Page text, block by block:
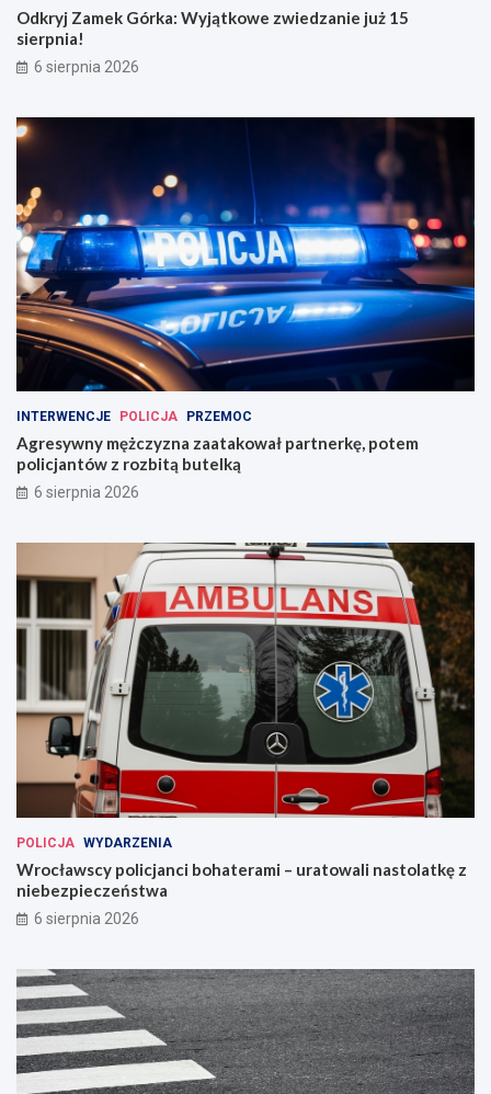
Odkryj Zamek Górka: Wyjątkowe zwiedzanie już 15
sierpnia!
6 sierpnia 2026
INTERWENCJE POLICJA PRZEMOC
Agresywny mężczyzna zaatakował partnerkę, potem
policjantów z rozbitą butelką
6 sierpnia 2026
POLICJA WYDARZENIA
Wrocławscy policjanci bohaterami – uratowali nastolatkę z
niebezpieczeństwa
6 sierpnia 2026